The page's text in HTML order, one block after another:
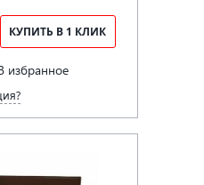
КУПИТЬ В 1 КЛИК
избранное